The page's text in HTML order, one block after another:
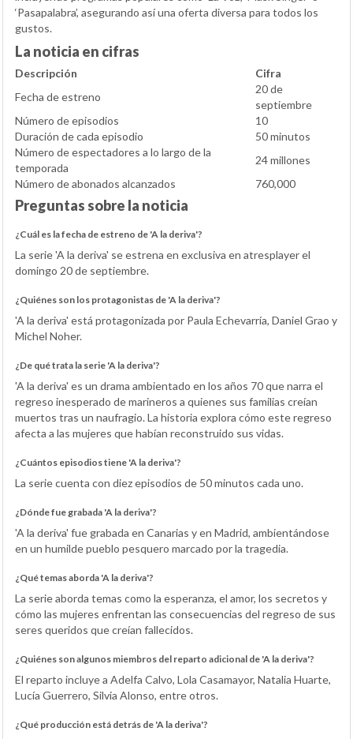
‘Pasapalabra’, asegurando así una oferta diversa para todos los
gustos.
La noticia en cifras
Descripción
Cifra
Fecha de estreno
20 de
septiembre
Número de episodios
10
Duración de cada episodio
50 minutos
Número de espectadores a lo largo de la
temporada
24 millones
Número de abonados alcanzados
760,000
Preguntas sobre la noticia
¿Cuál es la fecha de estreno de 'A la deriva'?
La serie 'A la deriva' se estrena en exclusiva en atresplayer el
domingo 20 de septiembre.
¿Quiénes son los protagonistas de 'A la deriva'?
'A la deriva' está protagonizada por Paula Echevarría, Daniel Grao y
Michel Noher.
¿De qué trata la serie 'A la deriva'?
'A la deriva' es un drama ambientado en los años 70 que narra el
regreso inesperado de marineros a quienes sus familias creían
muertos tras un naufragio. La historia explora cómo este regreso
afecta a las mujeres que habían reconstruido sus vidas.
¿Cuántos episodios tiene 'A la deriva'?
La serie cuenta con diez episodios de 50 minutos cada uno.
¿Dónde fue grabada 'A la deriva'?
'A la deriva' fue grabada en Canarias y en Madrid, ambientándose
en un humilde pueblo pesquero marcado por la tragedia.
¿Qué temas aborda 'A la deriva'?
La serie aborda temas como la esperanza, el amor, los secretos y
cómo las mujeres enfrentan las consecuencias del regreso de sus
seres queridos que creían fallecidos.
¿Quiénes son algunos miembros del reparto adicional de 'A la deriva'?
El reparto incluye a Adelfa Calvo, Lola Casamayor, Natalia Huarte,
Lucía Guerrero, Silvia Alonso, entre otros.
¿Qué producción está detrás de 'A la deriva'?